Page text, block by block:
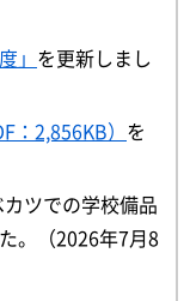
」 を更新しまし
：2,856KB） を
ツでの学校備品
。（2026年7月8